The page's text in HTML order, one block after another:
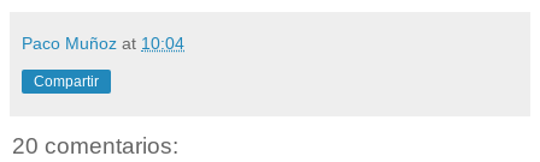
Paco Muñoz at 10:04
Compartir
20 comentarios: